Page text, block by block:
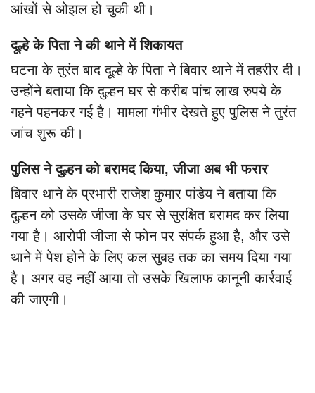
आंखों से ओझल हो चुकी थी।
दूल्हे के पिता ने की थाने में शिकायत
घटना के तुरंत बाद दूल्हे के पिता ने बिवार थाने में तहरीर दी।
उन्होंने बताया कि दुल्हन घर से करीब पांच लाख रुपये के
गहने पहनकर गई है। मामला गंभीर देखते हुए पुलिस ने तुरंत
जांच शुरू की।
पुलिस ने दुल्हन को बरामद किया, जीजा अब भी फरार
बिवार थाने के प्रभारी राजेश कुमार पांडेय ने बताया कि
दुल्हन को उसके जीजा के घर से सुरक्षित बरामद कर लिया
गया है। आरोपी जीजा से फोन पर संपर्क हुआ है, और उसे
थाने में पेश होने के लिए कल सुबह तक का समय दिया गया
है। अगर वह नहीं आया तो उसके खिलाफ कानूनी कार्रवाई
की जाएगी।